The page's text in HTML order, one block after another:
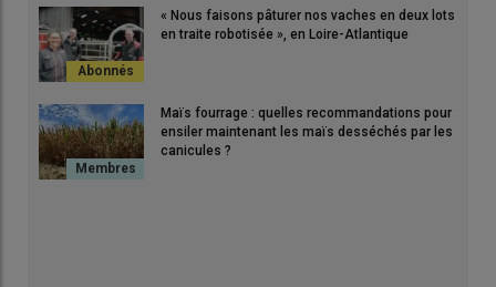
« Nous faisons pâturer nos vaches en deux lots
en traite robotisée », en Loire-Atlantique
Maïs fourrage : quelles recommandations pour
ensiler maintenant les maïs desséchés par les
canicules ?